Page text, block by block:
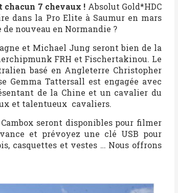
7 chevaux ! Absolut Gold*HDC
dans la Pro Elite à Saumur en mars
nouveau en Normandie ?
et Michael Jung seront bien de la
FRH et Fischertakinou. Le
basé en Angleterre Christopher
Gemma Tattersall est engagée avec
de la Chine et un cavalier du
et talentueux cavaliers.
seront disponibles pour filmer
et prévoyez une clé USB pour
casquettes et vestes … Nous offrons